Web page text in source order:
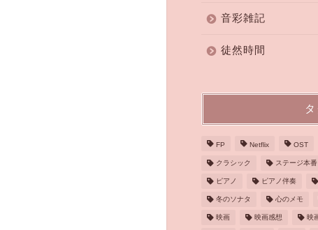
音彩雑記
徒然時間
FP Netflix OST
クラシック ステージ本番
ピアノ ピアノ伴奏
冬のソナタ 心のメモ
映画 映画感想 映